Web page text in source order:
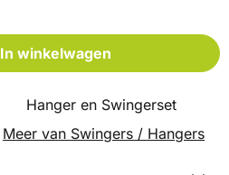
In winkelwagen
Hanger en Swingerset
Meer van Swingers / Hangers